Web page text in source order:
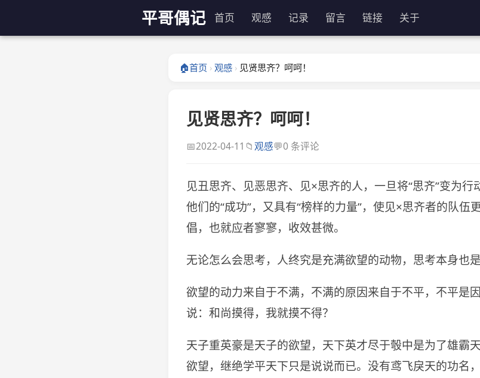
平哥偶记 首页 观感 记录 留言 链接 关于
🏠首页 › 观感 › 见贤思齐？呵呵！
见贤思齐？呵呵！
📅2022-04-11 📁观感💬0 条评论
见丑思齐、见恶思齐、见×思齐的人，一旦将“思齐”变为行
他们的“成功”，又具有“榜样的力量”，使见×思齐者的队伍
倡，也就应者寥寥，收效甚微。
无论怎么会思考，人终究是充满欲望的动物，思考本身也是
欲望的动力来自于不满，不满的原因来自于不平，不平是
说：和尚摸得，我就摸不得？
天子重英豪是天子的欲望，天下英才尽于彀中是为了雄霸
欲望，继绝学平天下只是说说而已。没有鸢飞戾天的功名